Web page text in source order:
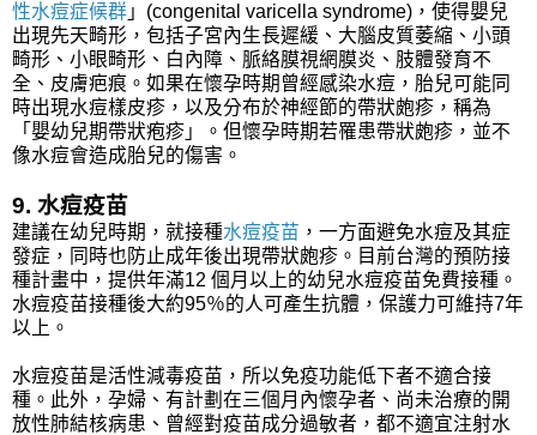
性水痘症候群 」(congenital varicella syndrome)，使得嬰兒
出現先天畸形，包括子宮內生長遲緩、大腦皮質萎縮、小頭
畸形、小眼畸形、白內障、脈絡膜視網膜炎、肢體發育不
全、皮膚疤痕。如果在懷孕時期曾經感染水痘，胎兒可能同
時出現水痘樣皮疹，以及分布於神經節的帶狀皰疹，稱為
「嬰幼兒期帶狀疱疹」。但懷孕時期若罹患帶狀皰疹，並不
像水痘會造成胎兒的傷害。
9. 水痘疫苗
建議在幼兒時期，就接種水痘疫苗 ，一方面避免水痘及其症
發症，同時也防止成年後出現帶狀皰疹。目前台灣的預防接
種計畫中，提供年滿12 個月以上的幼兒水痘疫苗免費接種。
水痘疫苗接種後大約95％的人可產生抗體，保護力可維持7年
以上。
水痘疫苗是活性減毒疫苗，所以免疫功能低下者不適合接
種。此外，孕婦、有計劃在三個月內懷孕者、尚未治療的開
放性肺結核病患、曾經對疫苗成分過敏者，都不適宜注射水